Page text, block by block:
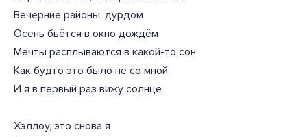
Вечерние районы, дурдом
Осень бьётся в окно дождём
Мечты расплываются в какой-то сон
Как будто это было не со мной
И я в первый раз вижу солнце
Хэллоу, это снова я